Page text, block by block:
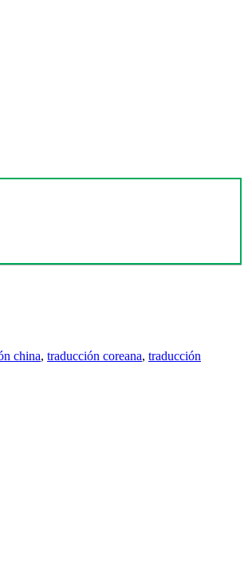
china, traducción coreana, traducción